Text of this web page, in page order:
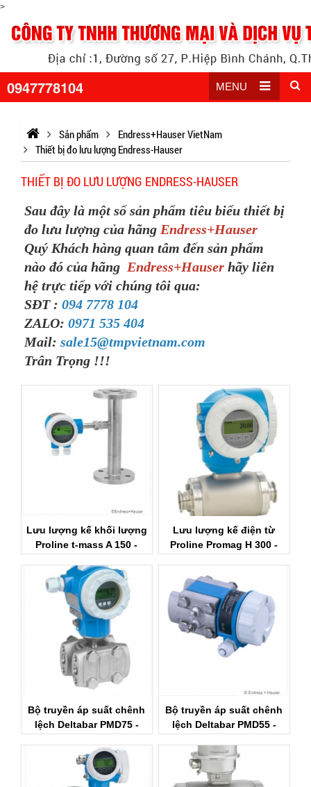
>
0947778104 MENU
Sản phẩm
Endress+Hauser VietNam
Thiết bị đo lưu lượng Endress-Hauser
THIẾT BỊ ĐO LƯU LƯỢNG ENDRESS-HAUSER
Sau đây là một số sản phẩm tiêu biểu thiết bị
đo lưu lượng của hãng Endress+Hauser
Quý Khách hàng quan tâm đến sản phẩm
nào đó của hãng Endress+Hauser hãy liên
hệ trực tiếp với chúng tôi qua:
SĐT : 094 7778 104
ZALO: 0971 535 404
Mail: sale15@tmpvietnam.com
Trân Trọng !!!
Lưu lượng kế khối lượng
Proline t-mass A 150 -
Lưu lượng kế điện từ
Proline Promag H 300 -
Bộ truyền áp suất chênh
lệch Deltabar PMD75 -
Bộ truyền áp suất chênh
lệch Deltabar PMD55 -